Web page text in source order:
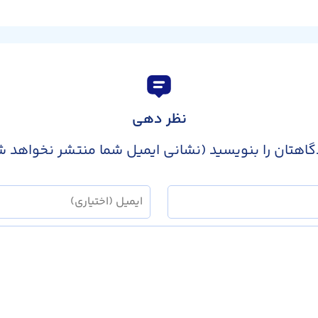
نظر دهی
را بنویسید (نشانی ایمیل شما منتشر